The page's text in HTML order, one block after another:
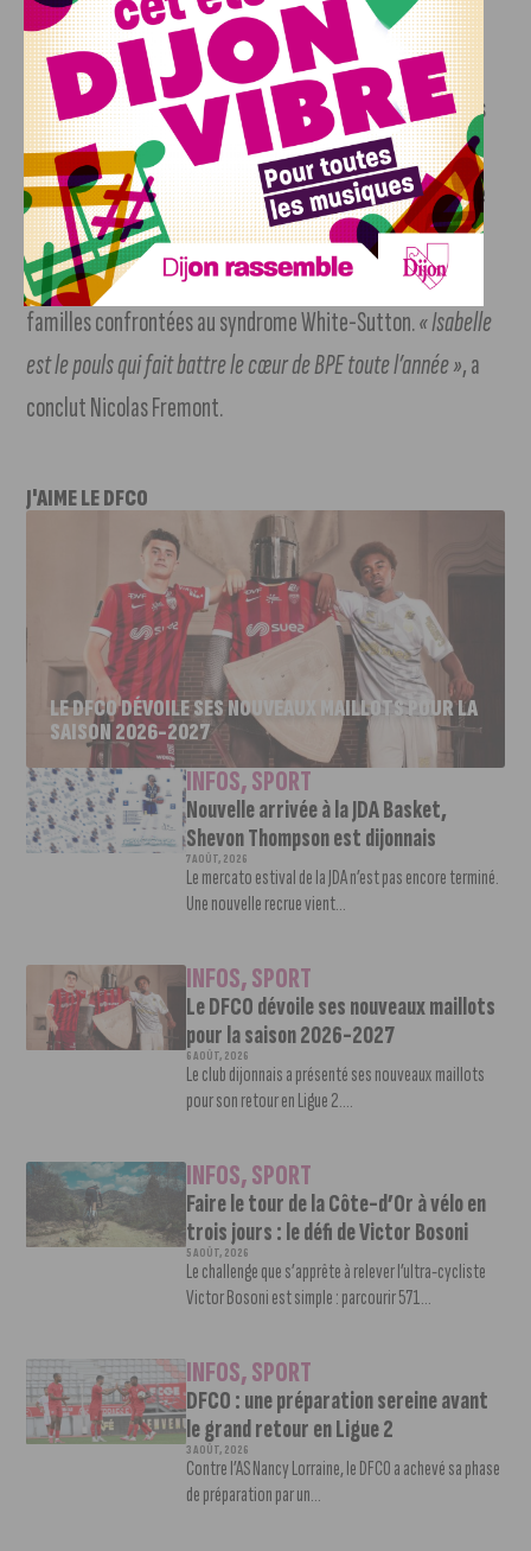
trois associations : Hêtre qui soutient la qualité de vie des
patients et de leurs aidants lors des accompagnements
réalisés par l’équipe mobile de soins palliatifs des Hospices
Civils de Beaune ; les loupiots de Guigone qui améliore le
quotidien des « petits patients » de pédiatrie au service de
néonatale des Hospices Civils de Beaune ; White Sutton
France qui apporte écoute et soutien aux patients et
familles confrontées au syndrome White-Sutton.« Isabelle
est le pouls qui fait battre le cœur de BPE toute l’année », a
conclut Nicolas Fremont.
J'AIME LE DFCO
LE DFCO DÉVOILE SES NOUVEAUX MAILLOTS POUR LA
SAISON 2026-2027
INFOS,SPORT
Nouvelle arrivée à la JDA Basket,
Shevon Thompson est dijonnais
7 AOÛT, 2026
Le mercato estival de la JDA n’est pas encore terminé.
Une nouvelle recrue vient...
INFOS,SPORT
Le DFCO dévoile ses nouveaux maillots
pour la saison 2026-2027
6 AOÛT, 2026
Le club dijonnais a présenté ses nouveaux maillots
pour son retour en Ligue 2....
INFOS,SPORT
Faire le tour de la Côte-d’Or à vélo en
trois jours : le défi de Victor Bosoni
5 AOÛT, 2026
Le challenge que s’apprête à relever l’ultra-cycliste
Victor Bosoni est simple : parcourir 571...
INFOS,SPORT
DFCO : une préparation sereine avant
le grand retour en Ligue 2
3 AOÛT, 2026
Contre l’AS Nancy Lorraine, le DFCO a achevé sa phase
de préparation par un...